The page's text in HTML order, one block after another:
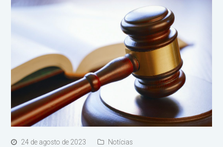
24 de agosto de 2023 Notícias